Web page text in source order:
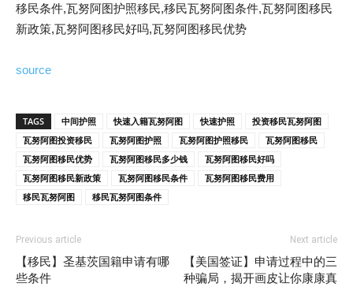
移民条件,瓦努阿图护照移民,移民瓦努阿图条件,瓦努阿图移民
新政策,瓦努阿图移民好吗,瓦努阿图移民优势
source
TAGS 中间护照 快速入籍瓦努阿图 快速护照
投资移民瓦努阿图
瓦努阿图投资移民
瓦努阿图护照 瓦努阿图护照移民
瓦努阿图移民
瓦努阿图移民优势
瓦努阿图移民多少钱
瓦努阿图移民好吗
瓦努阿图移民新政策
瓦努阿图移民条件
瓦努阿图移民费用
移民瓦努阿图
移民瓦努阿图条件
Previous article
【移民】圣基茨国籍申请有哪
些条件
Next article
【美国签证】申请过程中的三
种骗局，揭开画皮让你康康真